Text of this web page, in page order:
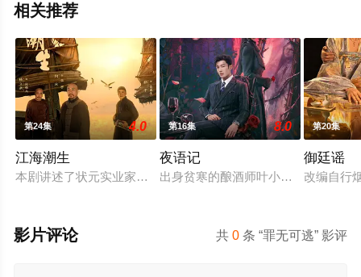
相关推荐
第24集 4.0
江海潮生
本剧讲述了状元实业家张謇创办大生企业，实业报国的故事。甲
第16集 8.0
夜语记
出身贫寒的酿酒师叶小唯遭遇爱人程
第20集
御廷谣
改编自行
共0 条 “罪无可逃” 影评
影片评论